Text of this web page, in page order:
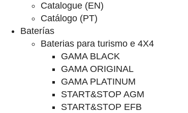
Catalogue (EN)
Catálogo (PT)
Baterías
Baterias para turismo e 4X4
GAMA BLACK
GAMA ORIGINAL
GAMA PLATINUM
START&STOP AGM
START&STOP EFB